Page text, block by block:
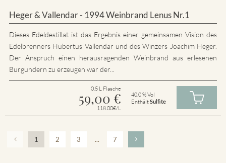
Heger & Vallendar - 1994 Weinbrand Lenus Nr.1
Dieses Edeldestillat ist das Ergebnis einer gemeinsamen Vision des
Edelbrenners Hubertus Vallendar und des Winzers Joachim Heger.
Der Anspruch einen herausragenden Weinbrand aus erlesenen
Burgundern zu erzeugen war der...
0.5 L Flasche
59,00 €
118.00€/L
40.0 % Vol
EnthältSulfite
1 2 3 ... 7